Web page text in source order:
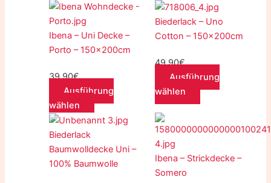
Ibena – Uni Decke –
Porto – 150x200cm
39,90€
Ausführung
wählen
Dieses
weist
mehrere
auf.
Die
können
der
Produktseite
Biederlack – Uno
Cotton – 150x200cm
49,90€
Ausführung
wählen
Dieses
Produkt
weist
Varianten
auf.
Die
Optionen
Produktseite
Biederlack
Baumwolldecke Uni –
100% Baumwolle
Dieses
weist
mehrere
Ibena – Strickdecke –
Somero
Produkt
mehrere